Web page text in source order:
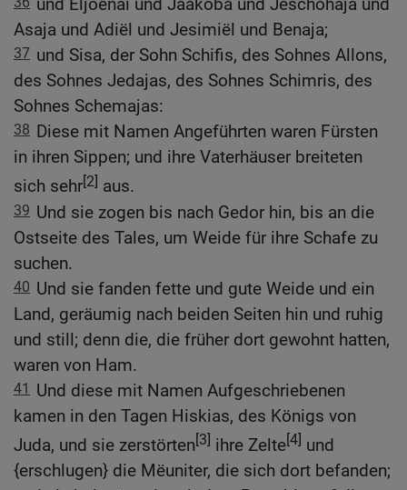
und Eljoënai und Jaakoba und Jeschohaja und
Asaja und Adiël und Jesimiël und Benaja;
37 und Sisa, der Sohn Schifis, des Sohnes Allons,
des Sohnes Jedajas, des Sohnes Schimris, des
Sohnes Schemajas:
38 Diese mit Namen Angeführten waren Fürsten
in ihren Sippen; und ihre Vaterhäuser breiteten
sich sehr[2] aus.
39 Und sie zogen bis nach Gedor hin, bis an die
Ostseite des Tales, um Weide für ihre Schafe zu
suchen.
40 Und sie fanden fette und gute Weide und ein
Land, geräumig nach beiden Seiten hin und ruhig
und still; denn die, die früher dort gewohnt hatten,
waren von Ham.
41 Und diese mit Namen Aufgeschriebenen
kamen in den Tagen Hiskias, des Königs von
Juda, und sie zerstörten[3] ihre Zelte[4] und
{erschlugen} die Mëuniter, die sich dort befanden;